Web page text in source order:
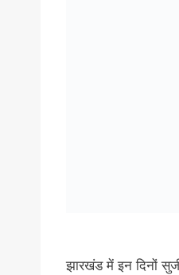
झारखंड में इन दिनों